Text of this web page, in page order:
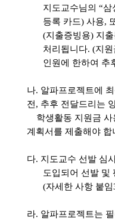
지도교수님의 “삼
등록 카드) 사용,
(지출증빙용) 지
처리됩니다. (지원
인원에 한하여 추
나. 알파프로젝트에
전, 추후 전달드리는
학생활동 지원금 사
계획서를 제출해야 합
다. 지도교수 선발 심
도입되어 선발 및
(자세한 사항 붙임
라. 알파프로젝트는